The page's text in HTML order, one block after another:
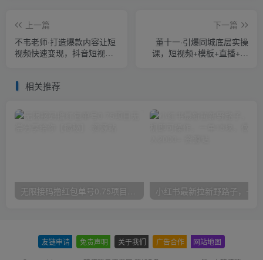
上一篇
不韦老师·打造爆款内容让短
视频快速变现，抖音短视频
下一篇
董十一·引爆同城底层实操
课，​短视频+模板+直播+矩
相关推荐
友链申请 免责声明 关于我们 广告合作 网站地图